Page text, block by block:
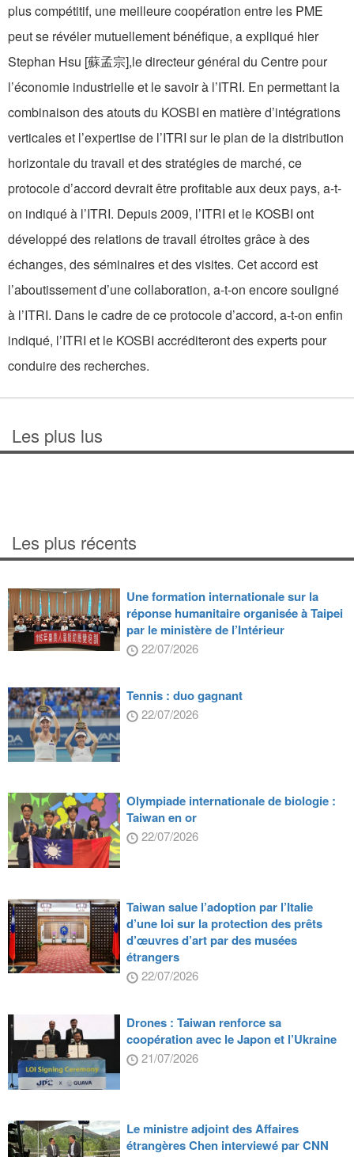
plus compétitif, une meilleure coopération entre les PME
peut se révéler mutuellement bénéfique, a expliqué hier
Stephan Hsu [蘇孟宗],le directeur général du Centre pour
l’économie industrielle et le savoir à l’ITRI. En permettant la
combinaison des atouts du KOSBI en matière d’intégrations
verticales et l’expertise de l’ITRI sur le plan de la distribution
horizontale du travail et des stratégies de marché, ce
protocole d’accord devrait être profitable aux deux pays, a-t-
on indiqué à l’ITRI. Depuis 2009, l’ITRI et le KOSBI ont
développé des relations de travail étroites grâce à des
échanges, des séminaires et des visites. Cet accord est
l’aboutissement d’une collaboration, a-t-on encore souligné
à l’ITRI. Dans le cadre de ce protocole d’accord, a-t-on enfin
indiqué, l’ITRI et le KOSBI accréditeront des experts pour
conduire des recherches.
Les plus lus
Les plus récents
Une formation internationale sur la
réponse humanitaire organisée à Taipei
par le ministère de l’Intérieur
22/07/2026
Tennis : duo gagnant
22/07/2026
Olympiade internationale de biologie :
Taiwan en or
22/07/2026
Taiwan salue l’adoption par l’Italie
d’une loi sur la protection des prêts
d’œuvres d’art par des musées
étrangers
22/07/2026
Drones : Taiwan renforce sa
coopération avec le Japon et l’Ukraine
21/07/2026
Le ministre adjoint des Affaires
étrangères Chen interviewé par CNN